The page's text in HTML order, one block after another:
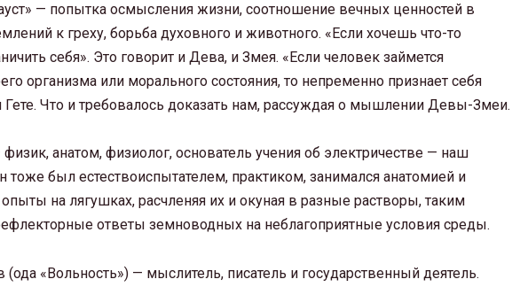
— попытка осмысления жизни, соотношение вечных ценностей в
к греху, борьба духовного и животного. «Если хочешь что-то
себя». Это говорит и Дева, и Змея. «Если человек займется
организма или морального состояния, то непременно признает себя
Что и требовалось доказать нам, рассуждая о мышлении Девы-Змеи.
анатом, физиолог, основатель учения об электричестве — наш
тоже был естествоиспытателем, практиком, занимался анатомией и
на лягушках, расчленяя их и окуная в разные растворы, таким
ответы земноводных на неблагоприятные условия среды.
«Вольность») — мыслитель, писатель и государственный деятель.